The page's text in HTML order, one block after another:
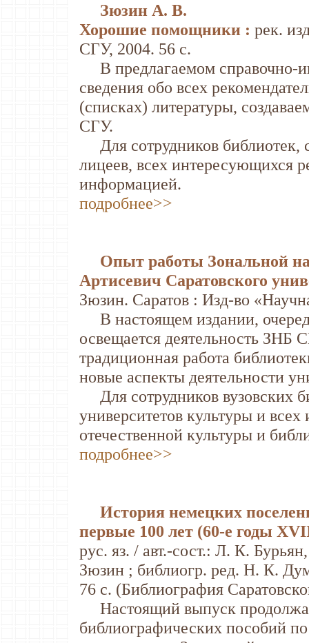
Зюзин А. В.
Хорошие помощники : рек.
СГУ, 2004. 56 с.
В предлагаемом справочно-
сведения обо всех
(списках) литературы,
СГУ.
Для сотрудников библиотек,
лицеев, всех интересующихся
информацией.
подробнее>>
Опыт работы Зональной
Артисевич Саратовского
Зюзин. Саратов : Изд-во
В настоящем издании,
освещается деятельность ЗНБ
традиционная работа
новые аспекты деятельности
Для сотрудников вузовских
университетов культуры и
отечественной культуры и
подробнее>>
История немецких
первые 100 лет (60-е годы
рус. яз. / авт.-сост.: Л. К.
Зюзин ; библиогр. ред. Н. К.
76 с. (Библиография
Настоящий выпуск
библиографических пособий